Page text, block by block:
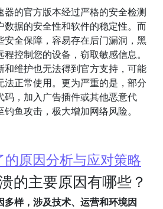
器的官方版本经过严格的安全检测
数据的安全性和软件的稳定性。而
安全保障，容易存在后门漏洞，黑
控制您的设备，窃取敏感信息。
和维护也无法得到官方支持，可能
法正常使用。更为严重的是，部分
码，加入广告插件或其他恶意代
鱼攻击，极大增加网络风险。
原因分析与应对策略
的主要原因有哪些？
多样，涉及技术、运营和环境因